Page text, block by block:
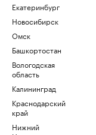
Екатеринбург
Новосибирск
Омск
Башкортостан
Вологодская
область
Калининград
Краснодарский
край
Нижний